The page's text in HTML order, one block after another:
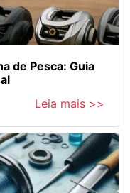
de Pesca: Guia
Leia mais >>